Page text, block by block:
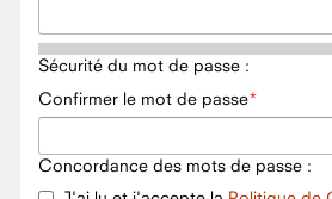
Sécurité du mot de passe :
Confirmer le mot de passe
Concordance des mots de passe :